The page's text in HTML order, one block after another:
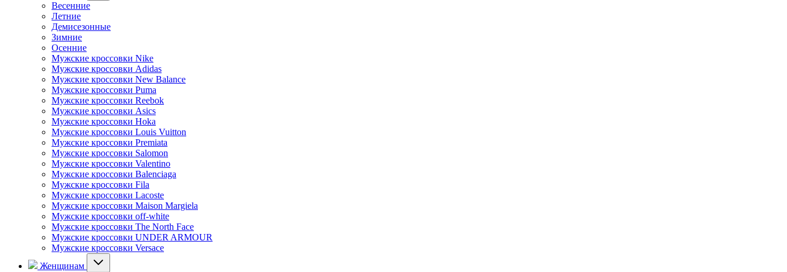
Весенние
Летние
Демисезонные
Зимние
Осенние
Мужские кроссовки Nike
Мужские кроссовки Adidas
Мужские кроссовки New Balance
Мужские кроссовки Puma
Мужские кроссовки Reebok
Мужские кроссовки Asics
Мужские кроссовки Hoka
Мужские кроссовки Louis Vuitton
Мужские кроссовки Premiata
Мужские кроссовки Salomon
Мужские кроссовки Valentino
Мужские кроссовки Balenciaga
Мужские кроссовки Fila
Мужские кроссовки Lacoste
Мужские кроссовки Maison Margiela
Мужские кроссовки off-white
Мужские кроссовки The North Face
Мужские кроссовки UNDER ARMOUR
Мужские кроссовки Versace
Женщинам